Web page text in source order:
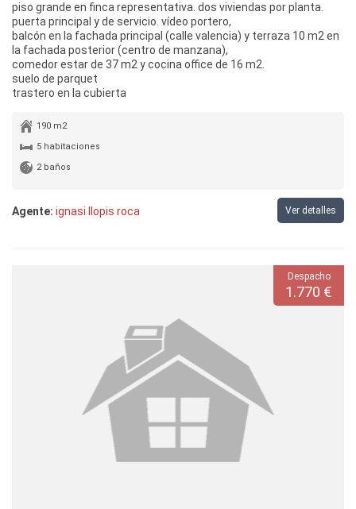
piso grande en finca representativa. dos viviendas por planta.
puerta principal y de servicio. vídeo portero,
balcón en la fachada principal (calle valencia) y terraza 10 m2 en
la fachada posterior (centro de manzana),
comedor estar de 37 m2 y cocina office de 16 m2.
suelo de parquet
trastero en la cubierta
190 m2
5 habitaciones
2 baños
Agente: ignasi llopis roca Ver detalles
Despacho
1.770 €